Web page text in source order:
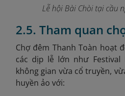
Lễ hội Bài Chòi tại cầu
2.5. Tham quan
Chợ đêm Thanh Toàn hoạt
các dịp lễ lớn như Festival
không gian vừa cổ truyền,
huyền ảo với: